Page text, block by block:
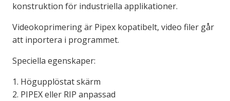
konstruktion för industriella applikationer.
Videokoprimering är Pipex kopatibelt, video filer går
att inportera i programmet.
Speciella egenskaper:
1. Högupplöstat skärm
2. PIPEX eller RIP anpassad